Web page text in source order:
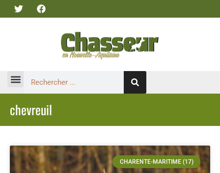
chevreuil
CHARENTE-MARITIME (17)